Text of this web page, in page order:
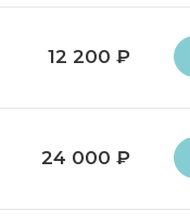
12 200 ₽
24 000 ₽